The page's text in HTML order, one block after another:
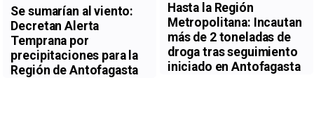
Se sumarían al viento:
Decretan Alerta
Temprana por
precipitaciones para la
Región de Antofagasta
Hasta la Región
Metropolitana: Incautan
más de 2 toneladas de
droga tras seguimiento
iniciado en Antofagasta